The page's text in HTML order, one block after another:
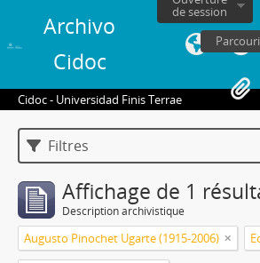
Archivo
Cidoc
de session
Cidoc - Universidad Finis Terrae
Filtres
Affichage de 1
Description archivistique
Augusto Pinochet Ugarte (1915-2006)